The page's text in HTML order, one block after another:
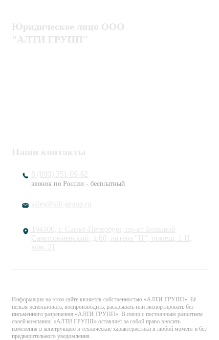
Юридическое лицо ООО
"АЛТИ ГРУПП"
Наши контакты
8 (800) 351-09-62
звонок по России - бесплатный
sales@alti-group.ru
194100, г. Санкт-Петербург, пр-кт Большой
Сампсониевский, д.68, литера "Н", помещ. 1-Н,
ком. 21
Информация на этом сайте является собственностью «АЛТИ ГРУПП». Её
нельзя использовать, воспроизводить, раскрывать или экспортировать без
письменного разрешения «АЛТИ ГРУПП». В связи с постоянным развитием
своей компании, «АЛТИ ГРУПП» оставляет за собой право вносить
изменения в конструкцию и технические характеристики в любой момент и без
предварительного уведомления.